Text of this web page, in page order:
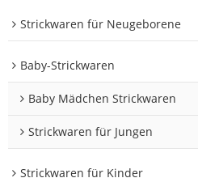
Strickwaren für Neugeborene
Baby-Strickwaren
Baby Mädchen Strickwaren
Strickwaren für Jungen
Strickwaren für Kinder